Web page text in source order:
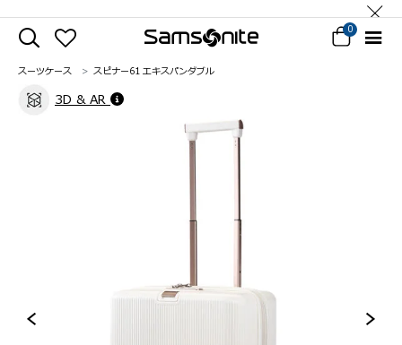
0
スーツケース スピナー61 エキスパンダブル
3D & AR